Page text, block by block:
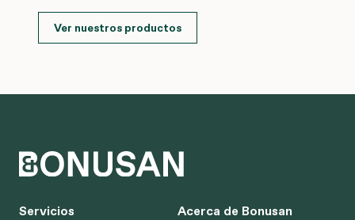
Ver nuestros productos
Servicios Acerca de Bonusan